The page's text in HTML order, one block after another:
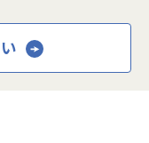
程度（担当案件
＊＊＊＊＊＊＊